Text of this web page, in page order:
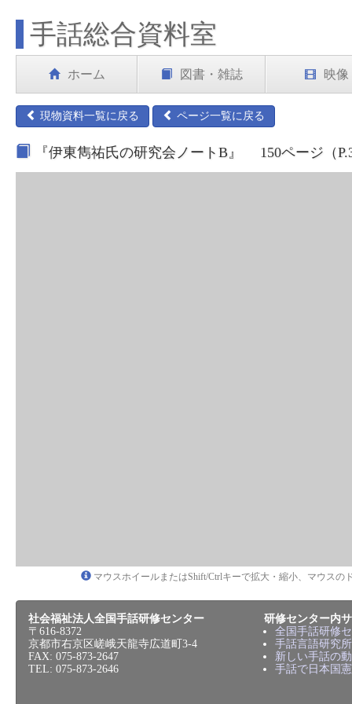
手話総合資料室
ホーム 図書・雑誌 映像
現物資料一覧に戻る ページ一覧に戻る
『伊東雋祐氏の研究会ノートB』 150ページ（
マウスホイールまたはShift/Ctrlキーで拡大・縮小、マウスの
社会福祉法人全国手話研修センター
〒616-8372
京都市右京区嵯峨天龍寺広道町3-4
FAX: 075-873-2647
TEL: 075-873-2646
研修センター内
全国手話研修
手話言語研究所
新しい手話の
手話で日本国